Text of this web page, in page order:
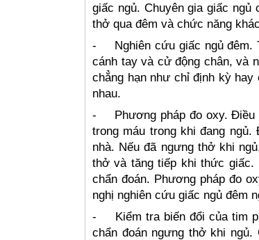
giấc ngủ. Chuyên gia giấc ngủ
thở qua đêm và chức năng
-
Nghiên cứu giấc ngủ
cánh tay và cử động chân, và
chẳng hạn như chỉ định kỳ
nhau.
-
Phương pháp đo oxy.
trong máu trong khi đang
nhà. Nếu đã ngưng thở khi
thở và tăng tiếp khi thức giấc.
chẩn đoán. Phương pháp đo
nghị nghiên cứu giấc ngủ đêm
-
Kiểm tra biến đổi của tim
chẩn đoán ngưng thở khi